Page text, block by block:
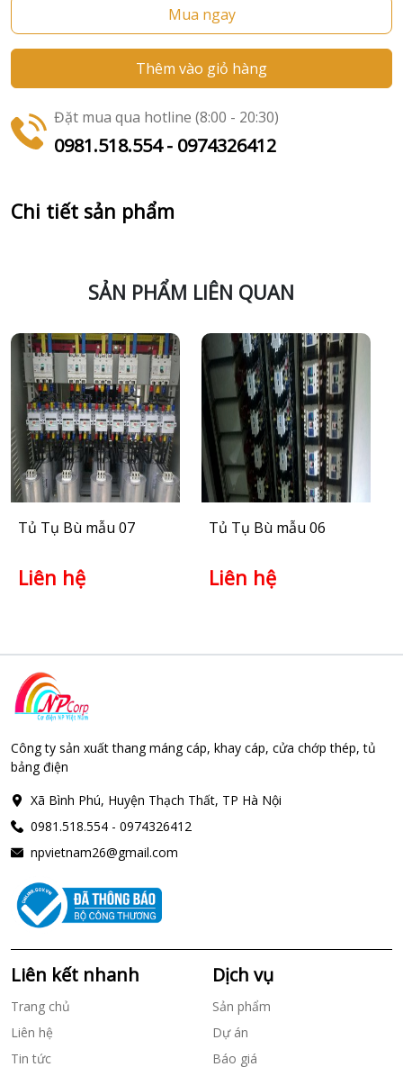
Mua ngay
Thêm vào giỏ hàng
Đặt mua qua hotline (8:00 - 20:30)
0981.518.554 - 0974326412
Chi tiết sản phẩm
SẢN PHẨM LIÊN QUAN
Tủ Tụ Bù mẫu 07
Liên hệ
Tủ Tụ Bù mẫu 06
Liên hệ
Công ty sản xuất thang máng cáp, khay cáp, cửa chớp thép, tủ
bảng điện
Xã Bình Phú, Huyện Thạch Thất, TP Hà Nội
0981.518.554 - 0974326412
npvietnam26@gmail.com
Liên kết nhanh
Trang chủ
Liên hệ
Tin tức
Dịch vụ
Sản phẩm
Dự án
Báo giá